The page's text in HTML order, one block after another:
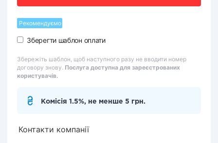
Рекомендуємо
Зберегти шаблон оплати
Збережіть шаблон, щоб наступного разу не вводити номер
договору знову. Послуга доступна для зареєстрованих
користувачів.
Комісія 1.5%, не менше 5 грн.
Контакти компанії